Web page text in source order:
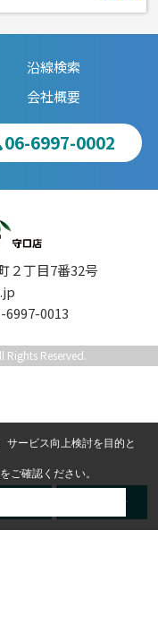
お問合せ
沿線検索
会社概要
06-6997-0002
２丁目7番32号
0013
Rights Reserved.
サービス向上検討を目的と
をご確認ください。